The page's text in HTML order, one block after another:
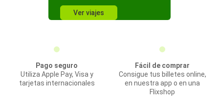
Ver viajes
Pago seguro
Utiliza Apple Pay, Visa y
tarjetas internacionales
Fácil de comprar
Consigue tus billetes online,
en nuestra app o en una
Flixshop